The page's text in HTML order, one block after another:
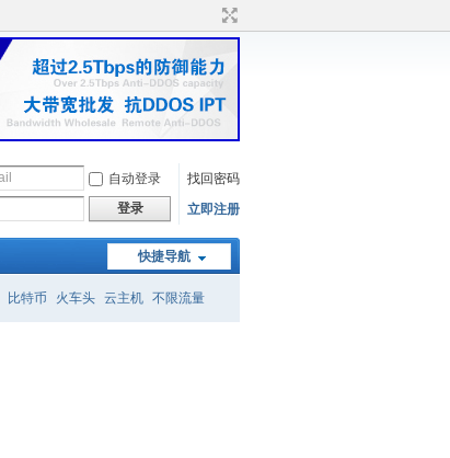
自动登录
找回密码
登录 立即注册
快捷导航
比特币 火车头 云主机 不限流量